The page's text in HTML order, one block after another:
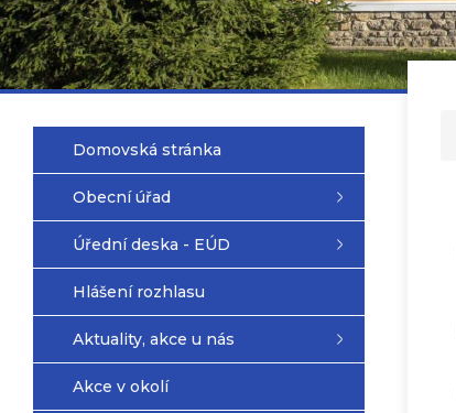
Domovská stránka
Obecní úřad
Úřední deska - EÚD
Hlášení rozhlasu
Aktuality, akce u nás
Akce v okolí